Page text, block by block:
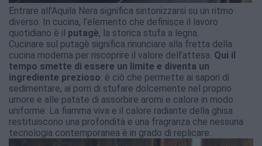
Entrare all’Aquila Nera significa sintonizzarsi su un ritmo
diverso. In cucina, l’elemento che definisce il lavoro
quotidiano è il putagè, la storica stufa a legna.
Cucinare sul putagè significa rinunciare alla fretta della
cucina moderna per riscoprire il valore dell’attesa. Qui il
tempo smette di essere un limite e diventa un
ingrediente prezioso: è ciò che permette ai sapori di
sedimentare, ai porri di stufare dolcemente nel proprio
umore e alle patate di assorbire aromi e calore in modo
uniforme. La fiamma viva e il calore radiante della ghisa
restituiscono una profondità e una fragranza che nessuna
tecnologia contemporanea è in grado di replicare.